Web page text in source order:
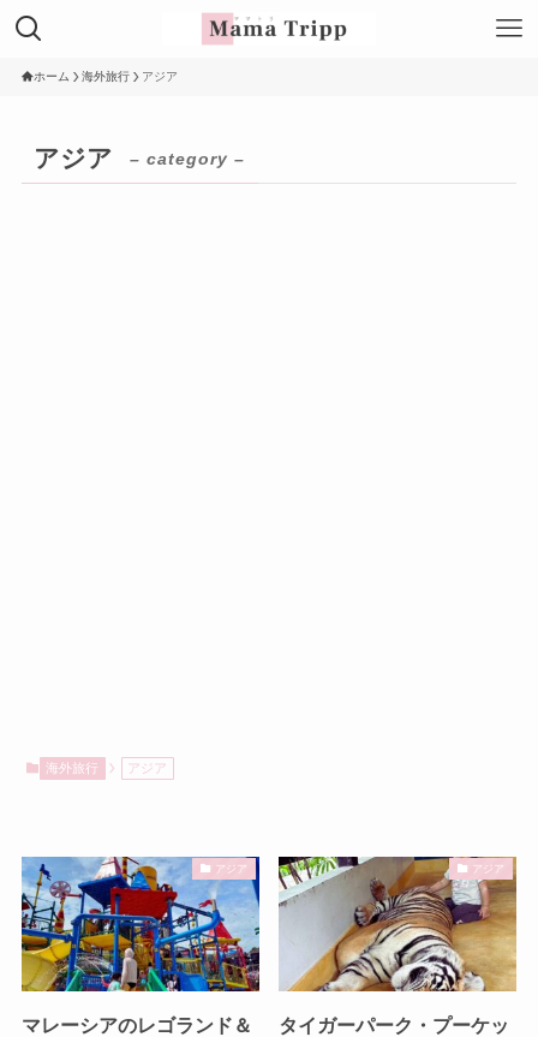
ホーム 海外旅行 アジア
アジア – category –
海外旅行 アジア
アジア
マレーシアのレゴランド＆
アジア
タイガーパーク・プーケッ